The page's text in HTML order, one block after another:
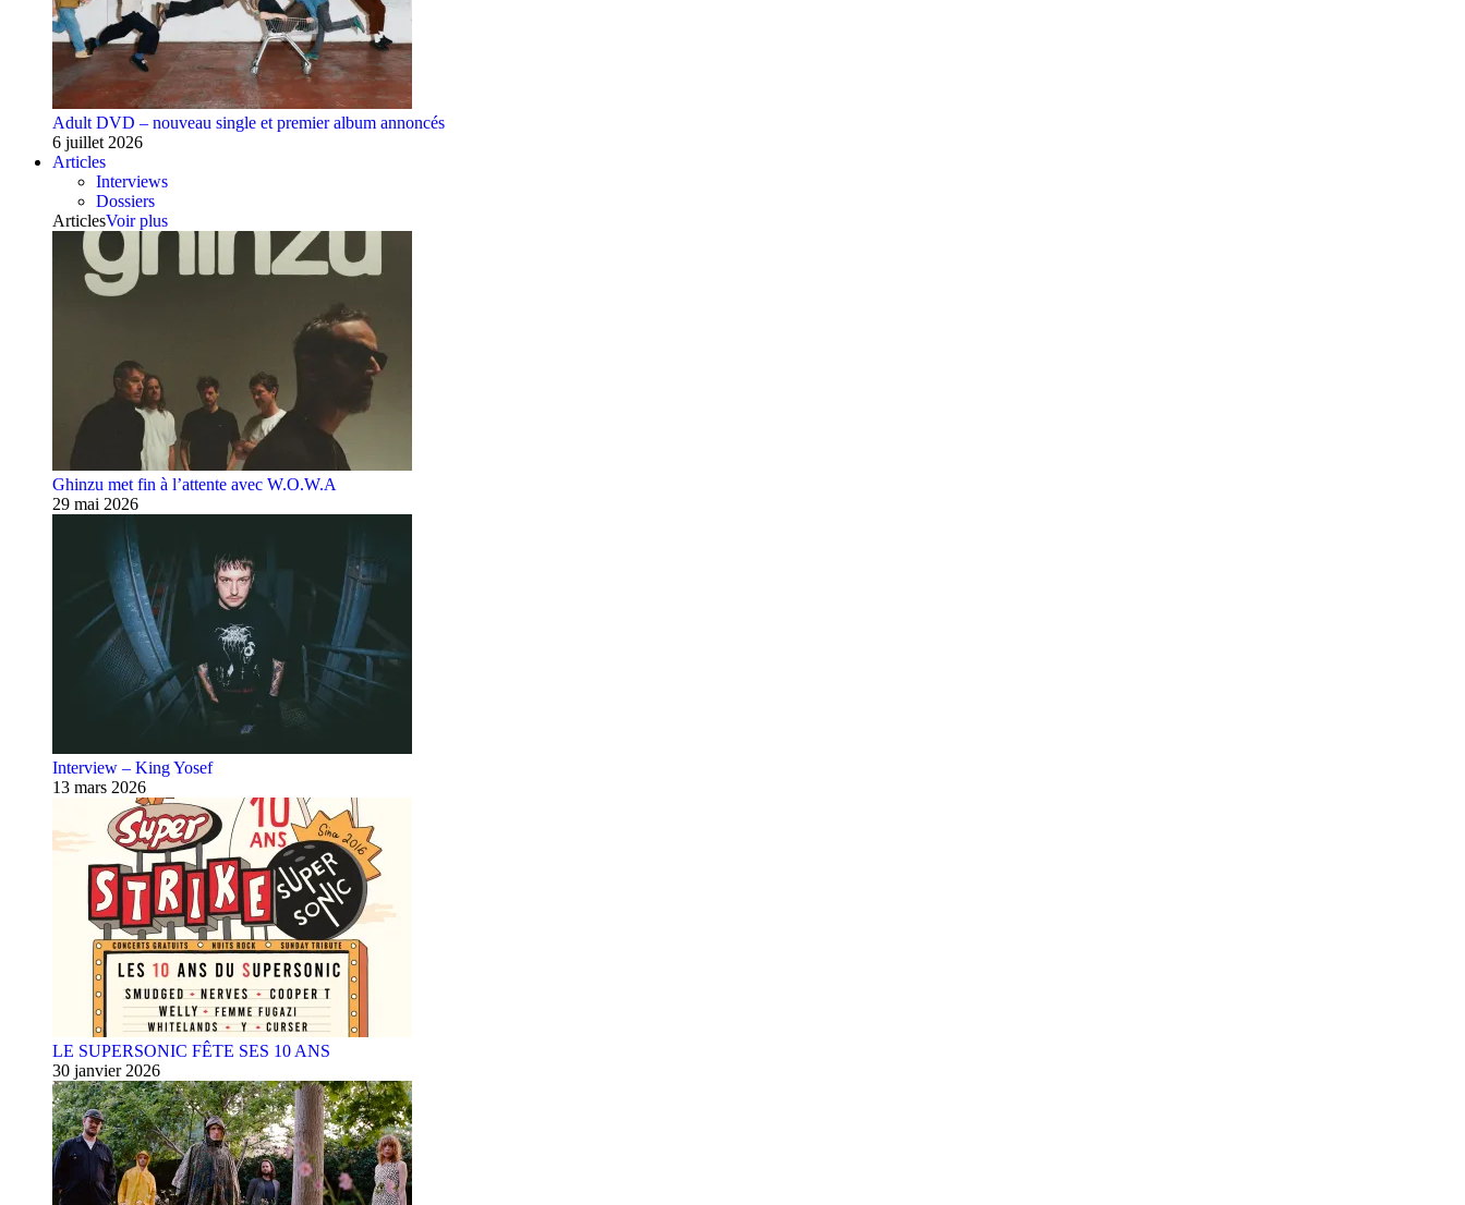
Adult DVD – nouveau single et premier album annoncés
6 juillet 2026
Articles
Interviews
Dossiers
ArticlesVoir plus
Ghinzu met fin à l’attente avec W.O.W.A
29 mai 2026
Interview – King Yosef
13 mars 2026
LE SUPERSONIC FÊTE SES 10 ANS
30 janvier 2026